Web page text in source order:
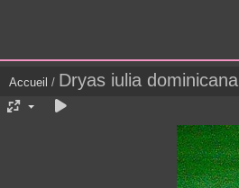
Accueil / Dryas iulia dominicana